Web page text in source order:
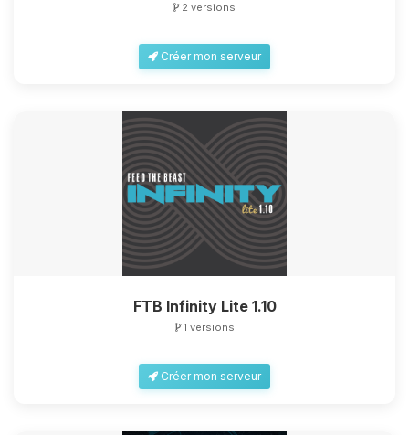
2 versions
Créer mon serveur
FTB Infinity Lite 1.10
1 versions
Créer mon serveur